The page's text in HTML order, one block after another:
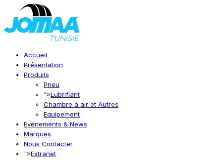
Accueil
Présentation
Produits
Pneu
">Lubrifiant
Chambre à air et Autres
Equipement
Evénements & News
Marques
Nous Contacter
">Extranet